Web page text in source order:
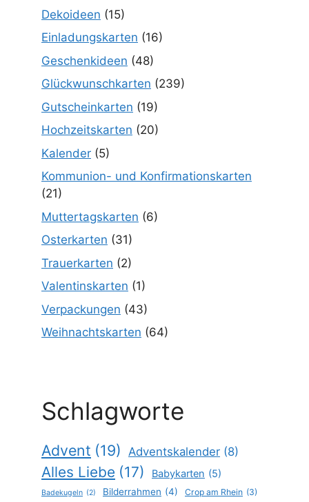
Dekoideen (15)
Einladungskarten (16)
Geschenkideen (48)
Glückwunschkarten (239)
Gutscheinkarten (19)
Hochzeitskarten (20)
Kalender (5)
Kommunion- und Konfirmationskarten
(21)
Muttertagskarten (6)
Osterkarten (31)
Trauerkarten (2)
Valentinskarten (1)
Verpackungen (43)
Weihnachtskarten (64)
Schlagworte
Advent (19) Adventskalender (8)
Alles Liebe (17) Babykarten (5)
Badekugeln (2) Bilderrahmen (4) Crop am Rhein (3)